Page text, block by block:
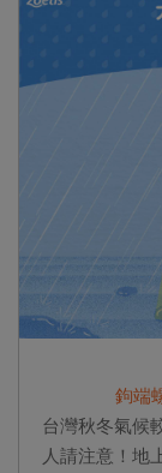
鉤端
台灣秋冬氣候
人請注意！地